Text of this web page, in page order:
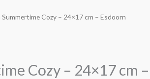
Cozy – 24×17 cm – Esdoorn
Cozy – 24×17 cm –